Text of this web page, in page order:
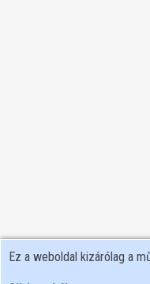
Ez a weboldal kizárólag a